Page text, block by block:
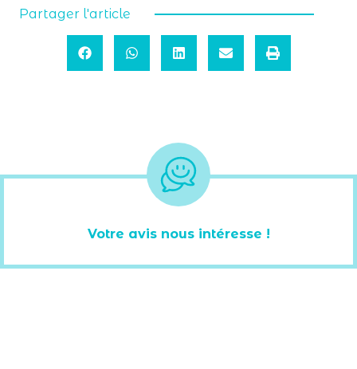
Partager l'article
Votre avis nous intéresse !